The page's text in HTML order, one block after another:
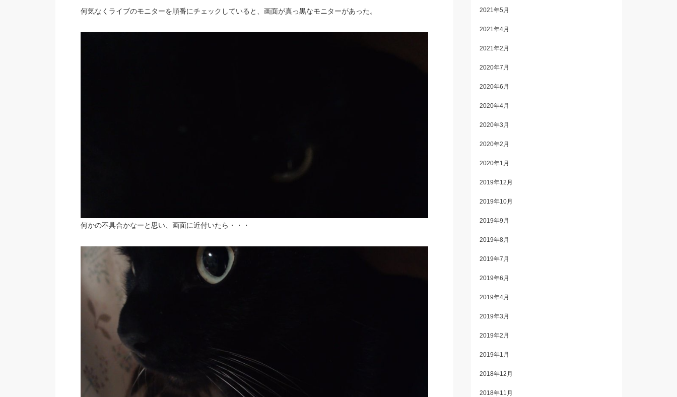
何気なくライブのモニターを順番にチェックしていると、画面が真っ黒なモニターがあった。
何かの不具合かなーと思い、画面に近付いたら・・・
2021年5月
2021年4月
2021年2月
2020年7月
2020年6月
2020年4月
2020年3月
2020年2月
2020年1月
2019年12月
2019年10月
2019年9月
2019年8月
2019年7月
2019年6月
2019年4月
2019年3月
2019年2月
2019年1月
2018年12月
2018年11月